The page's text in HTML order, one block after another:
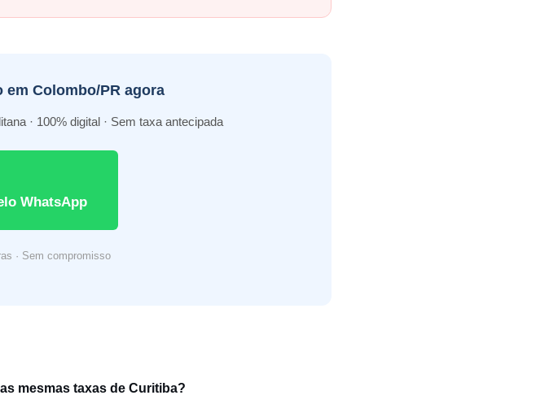
Colombo/PR agora
· 100% digital · Sem taxa antecipada
WhatsApp
· Sem compromisso
mesmas taxas de Curitiba?